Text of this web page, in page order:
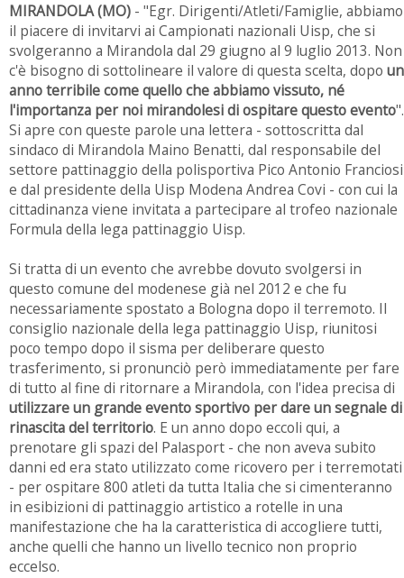
MIRANDOLA (MO) - "Egr. Dirigenti/Atleti/Famiglie, abbiamo
il piacere di invitarvi ai Campionati nazionali Uisp, che si
svolgeranno a Mirandola dal 29 giugno al 9 luglio 2013. Non
c'è bisogno di sottolineare il valore di questa scelta, dopo un
anno terribile come quello che abbiamo vissuto, né
l'importanza per noi mirandolesi di ospitare questo evento".
Si apre con queste parole una lettera - sottoscritta dal
sindaco di Mirandola Maino Benatti, dal responsabile del
settore pattinaggio della polisportiva Pico Antonio Franciosi
e dal presidente della Uisp Modena Andrea Covi - con cui la
cittadinanza viene invitata a partecipare al trofeo nazionale
Formula della lega pattinaggio Uisp.
Si tratta di un evento che avrebbe dovuto svolgersi in
questo comune del modenese già nel 2012 e che fu
necessariamente spostato a Bologna dopo il terremoto. Il
consiglio nazionale della lega pattinaggio Uisp, riunitosi
poco tempo dopo il sisma per deliberare questo
trasferimento, si pronunciò però immediatamente per fare
di tutto al fine di ritornare a Mirandola, con l'idea precisa di
utilizzare un grande evento sportivo per dare un segnale di
rinascita del territorio. E un anno dopo eccoli qui, a
prenotare gli spazi del Palasport - che non aveva subito
danni ed era stato utilizzato come ricovero per i terremotati
- per ospitare 800 atleti da tutta Italia che si cimenteranno
in esibizioni di pattinaggio artistico a rotelle in una
manifestazione che ha la caratteristica di accogliere tutti,
anche quelli che hanno un livello tecnico non proprio
eccelso.